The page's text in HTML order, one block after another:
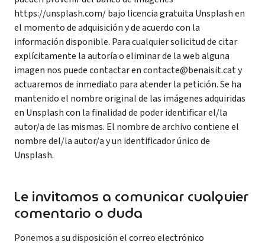
https://unsplash.com/ bajo licencia gratuita Unsplash en
el momento de adquisición y de acuerdo con la
información disponible. Para cualquier solicitud de citar
explícitamente la autoría o eliminar de la web alguna
imagen nos puede contactar en contacte@benaisit.cat y
actuaremos de inmediato para atender la petición. Se ha
mantenido el nombre original de las imágenes adquiridas
en Unsplash con la finalidad de poder identificar el/la
autor/a de las mismas. El nombre de archivo contiene el
nombre del/la autor/a y un identificador único de
Unsplash.
Le invitamos a comunicar cualquier
comentario o duda
Ponemos a su disposición el correo electrónico